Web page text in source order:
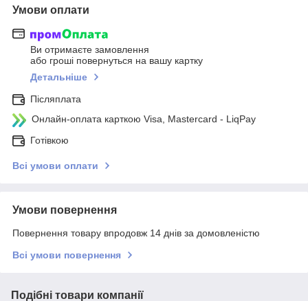
Умови оплати
Ви отримаєте замовлення
або гроші повернуться на вашу картку
Детальніше
Післяплата
Онлайн-оплата карткою Visa, Mastercard - LiqPay
Готівкою
Всі умови оплати
Умови повернення
Повернення товару впродовж 14 днів за домовленістю
Всі умови повернення
Подібні товари компанії